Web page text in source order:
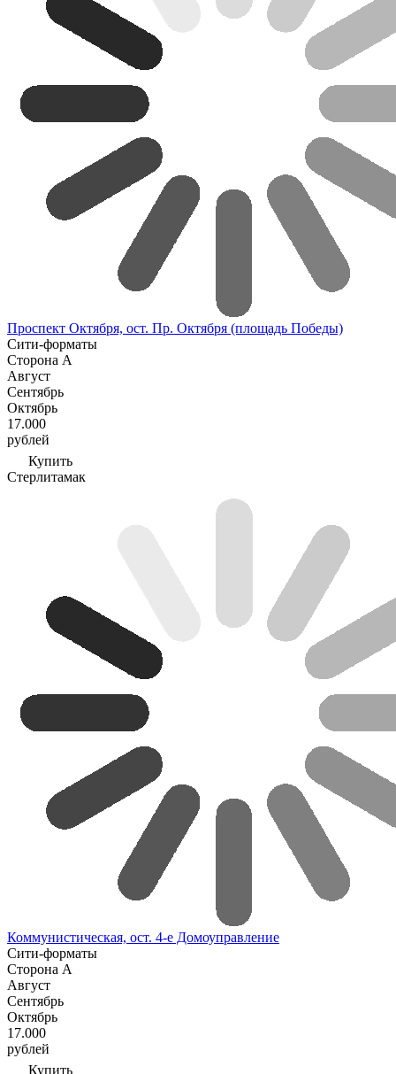
Проспект Октября, ост. Пр. Октября (площадь Победы)
Сити-форматы
Сторона А
Август
Сентябрь
Октябрь
17.000
рублей
Купить
Стерлитамак
Коммунистическая, ост. 4-е Домоуправление
Сити-форматы
Сторона А
Август
Сентябрь
Октябрь
17.000
рублей
Купить